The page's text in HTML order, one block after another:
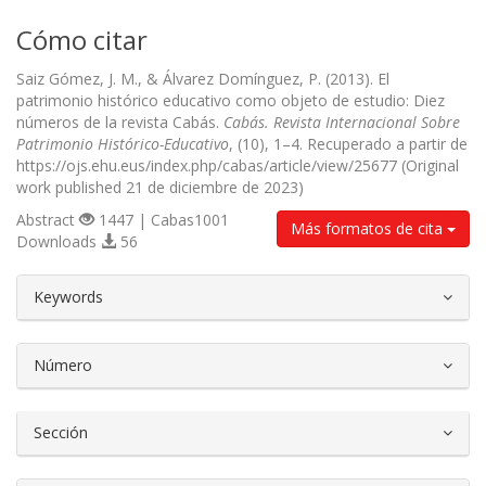
Cómo citar
Saiz Gómez, J. M., & Álvarez Domínguez, P. (2013). El
patrimonio histórico educativo como objeto de estudio: Diez
números de la revista Cabás. Cabás. Revista Internacional Sobre
Patrimonio Histórico-Educativo, (10), 1–4. Recuperado a partir de
https://ojs.ehu.eus/index.php/cabas/article/view/25677 (Original
work published 21 de diciembre de 2023)
Más formatos de cita
Abstract
1447 | Cabas1001
Downloads
56
Keywords
Número
Sección